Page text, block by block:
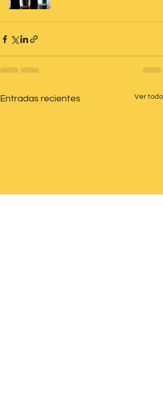
Entradas recientes Ver todo